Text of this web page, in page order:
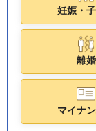
妊娠・
離婚
マイナ